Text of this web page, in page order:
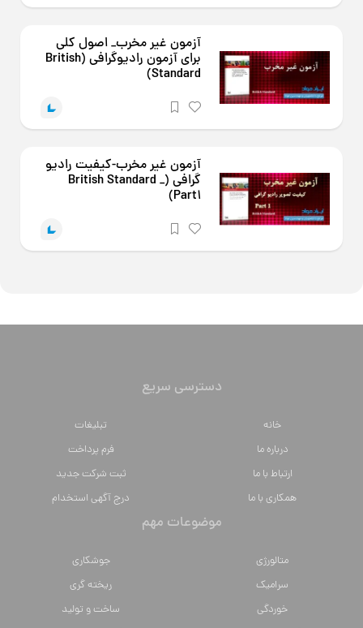
آزمون غیر مخرب_ اصول کلی
برای آزمون رادیوگرافی (British
Standard)
آزمون غیر مخرب-کیفیت رادیو
گرافی (British Standard _
Part1)
دسترسی سریع
خانه
تبلیغات
درباره ما
فرم پرداخت
ارتباط با ما
ثبت شرکت جدید
همکاری با ما
درج آگهی استخدام
موضوعات مهم
متالورژي
جوشکاری
سراميك
ریخته گری
خوردگی
ساخت و تولید